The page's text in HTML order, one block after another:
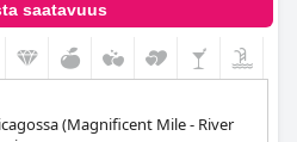
saatavuus
(Magnificent Mile - River